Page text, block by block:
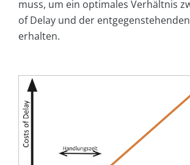
muss, um ein optimales Verhältnis
of Delay und der
erhalten.